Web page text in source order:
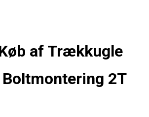
af Trækkugle
2T